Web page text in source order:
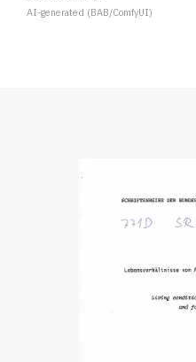
AI-generated (BAB/ComfyUI)